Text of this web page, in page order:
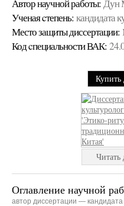
Автор научной работы: Дун
Ученая cтепень: кандидата
Место защиты диссертации:
Код cпециальности ВАК:
Купить
Читать
Оглавление научной
автор диссертации —